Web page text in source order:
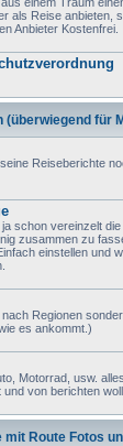
als Reise anbieten,
Anbieter Kostenfrei.
(überwiegend für
Reiseberichte
schon vereinzelt
zusammen zu
einstellen und
Regionen
es ankommt.)
Motorrad, usw.
von berichten
mit Route Fotos